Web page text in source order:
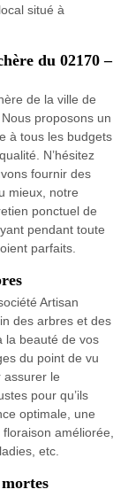
situé à
du 02170 –
de la ville de
proposons un
à tous les budgets
N’hésitez
fournir des
mieux, notre
ponctuel de
pendant toute
parfaits.
Artisan
des arbres et des
la beauté de vos
du point de vu
assurer le
pour qu’ils
optimale, une
améliorée,
etc.